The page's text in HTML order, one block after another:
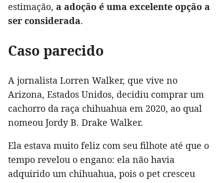
estimação, a adoção é uma excelente opção a
ser considerada.
Caso parecido
A jornalista Lorren Walker, que vive no
Arizona, Estados Unidos, decidiu comprar um
cachorro da raça chihuahua em 2020, ao qual
nomeou Jordy B. Drake Walker.
Ela estava muito feliz com seu filhote até que o
tempo revelou o engano: ela não havia
adquirido um chihuahua, pois o pet cresceu